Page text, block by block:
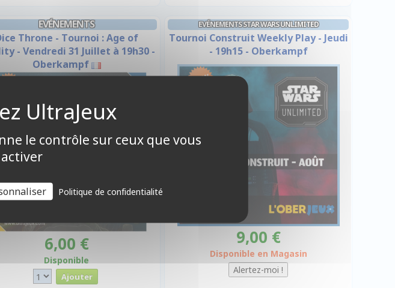
EVÉNEMENTS
Throne - Tournoi : Age of
- Vendredi 31 Juillet à 19h30 -
Oberkampf
6,00 €
Disponible
EVÉNEMENTS STAR WARS UNLIMITED
Tournoi Construit Weekly Play - Jeudi
- 19h15 - Oberkampf
9,00 €
Disponible en Magasin
le contrôle sur ceux que vous
Politique de confidentialité